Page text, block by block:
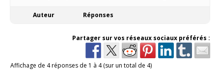
Auteur Réponses
Partager sur vos réseaux sociaux préférés :
Affichage de 4 réponses de 1 à 4 (sur un total de 4)